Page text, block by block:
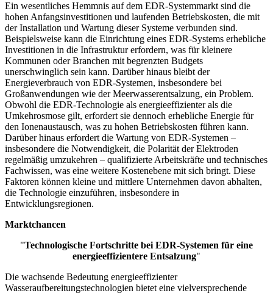
Ein wesentliches Hemmnis auf dem EDR-Systemmarkt sind die
hohen Anfangsinvestitionen und laufenden Betriebskosten, die mit
der Installation und Wartung dieser Systeme verbunden sind.
Beispielsweise kann die Einrichtung eines EDR-Systems erhebliche
Investitionen in die Infrastruktur erfordern, was für kleinere
Kommunen oder Branchen mit begrenzten Budgets
unerschwinglich sein kann. Darüber hinaus bleibt der
Energieverbrauch von EDR-Systemen, insbesondere bei
Großanwendungen wie der Meerwasserentsalzung, ein Problem.
Obwohl die EDR-Technologie als energieeffizienter als die
Umkehrosmose gilt, erfordert sie dennoch erhebliche Energie für
den Ionenaustausch, was zu hohen Betriebskosten führen kann.
Darüber hinaus erfordert die Wartung von EDR-Systemen –
insbesondere die Notwendigkeit, die Polarität der Elektroden
regelmäßig umzukehren – qualifizierte Arbeitskräfte und technisches
Fachwissen, was eine weitere Kostenebene mit sich bringt. Diese
Faktoren können kleine und mittlere Unternehmen davon abhalten,
die Technologie einzuführen, insbesondere in
Entwicklungsregionen.
Marktchancen
"Technologische Fortschritte bei EDR-Systemen für eine
energieeffizientere Entsalzung"
Die wachsende Bedeutung energieeffizienter
Wasseraufbereitungstechnologien bietet eine vielversprechende